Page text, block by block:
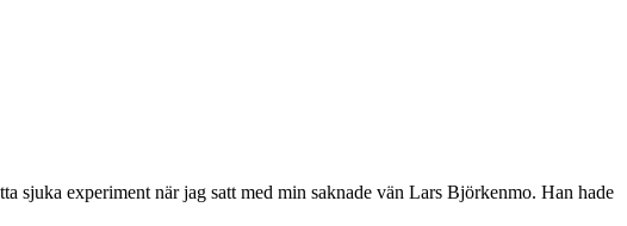
sjuka experiment när jag satt med min saknade vän Lars Björkenmo. Han hade